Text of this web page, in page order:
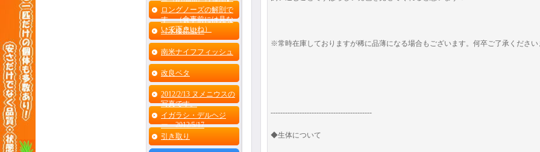
ロングノーズの解剖で
す （食事前には見な
いで下さいね）
［水棲昆虫］
南米ナイフフィッシュ
改良ベタ
2012/2/13 ヌメニウスの
写真です。
イガラシ・デルヘジ
ー 2012/5/17
引き取り
※常時在庫しておりますが稀に品薄になる場合もございます。何卒ご了承くださ
------------------------------------------
◆生体について